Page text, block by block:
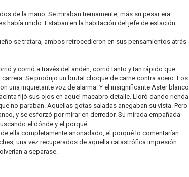
de la mano. Se miraban tiernamente, más su pesar era
había unido. Estaban en la habitación del jefe de estación...
se tratara, ambos retrocedieron en sus pensamientos atrás
y corrió a través del andén, corrió tanto y tan rápido que
Se produjo un brutal choque de carne contra acero. Los
una inquietante voz de alarma. Y el insignificante Aster blanco
fijó sus ojos en aquel macabro detalle. Lloró dando rienda
no paraban. Aquellas gotas saladas anegaban su vista. Pero
y se esforzó por mirar en derredor. Su mirada empañada
el dónde y el porqué.
ella completamente anonadado, el porqué lo comentarían
una vez recuperados de aquella catastrófica impresión.
a separase.